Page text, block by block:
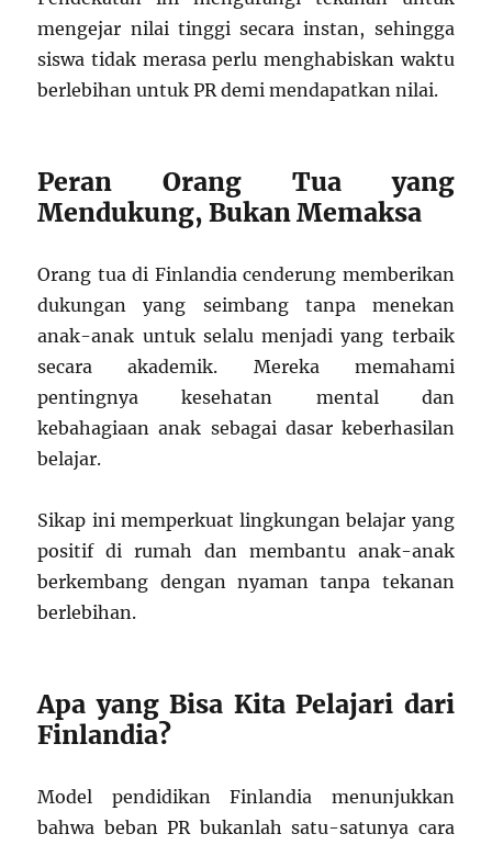
mengejar nilai tinggi secara instan, sehingga
siswa tidak merasa perlu menghabiskan waktu
berlebihan untuk PR demi mendapatkan nilai.
Peran Orang Tua yang
Mendukung, Bukan Memaksa
Orang tua di Finlandia cenderung memberikan
dukungan yang seimbang tanpa menekan
anak-anak untuk selalu menjadi yang terbaik
secara akademik. Mereka memahami
pentingnya kesehatan mental dan
kebahagiaan anak sebagai dasar keberhasilan
belajar.
Sikap ini memperkuat lingkungan belajar yang
positif di rumah dan membantu anak-anak
berkembang dengan nyaman tanpa tekanan
berlebihan.
Apa yang Bisa Kita Pelajari dari
Finlandia?
Model pendidikan Finlandia menunjukkan
bahwa beban PR bukanlah satu-satunya cara